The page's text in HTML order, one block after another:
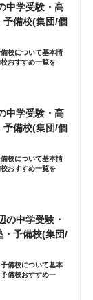
中学受験・高
予備校(集団/個
校について基本情
おすすめ一覧を
中学受験・高
予備校(集団/個
校について基本情
おすすめ一覧を
の中学受験・
・予備校(集団/
備校について基本
備校おすすめ一